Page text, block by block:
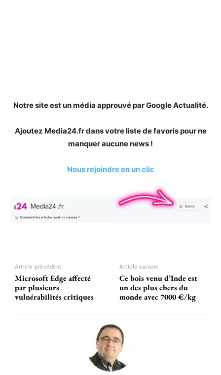
Notre site est un média approuvé par Google Actualité.
Ajoutez Media24.fr dans votre liste de favoris pour ne
manquer aucune news !
Nous rejoindre en un clic
Article précédent
Microsoft Edge affecté
par plusieurs
vulnérabilités critiques
Article suivant
Ce bois venu d’Inde est
un des plus chers du
monde avec 7000 €/kg